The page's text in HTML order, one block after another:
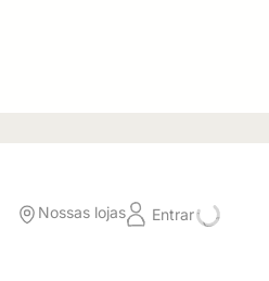
Nossas lojas Entrar